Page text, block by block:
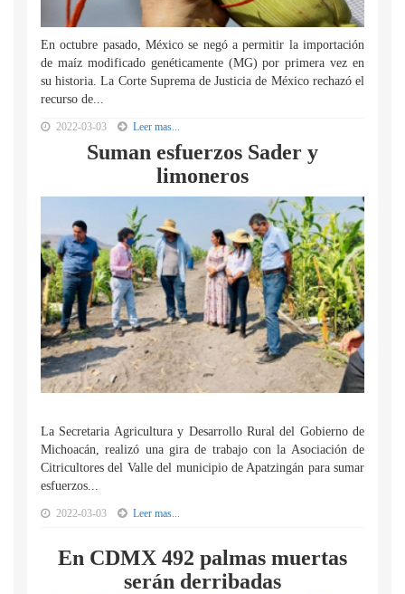
En octubre pasado, México se negó a permitir la importación
de maíz modificado genéticamente (MG) por primera vez en
su historia. La Corte Suprema de Justicia de México rechazó el
recurso de...
2022-03-03 Leer mas...
Suman esfuerzos Sader y
limoneros
La Secretaria Agricultura y Desarrollo Rural del Gobierno de
Michoacán, realizó una gira de trabajo con la Asociación de
Citricultores del Valle del municipio de Apatzingán para sumar
esfuerzos...
2022-03-03 Leer mas...
En CDMX 492 palmas muertas
serán derribadas